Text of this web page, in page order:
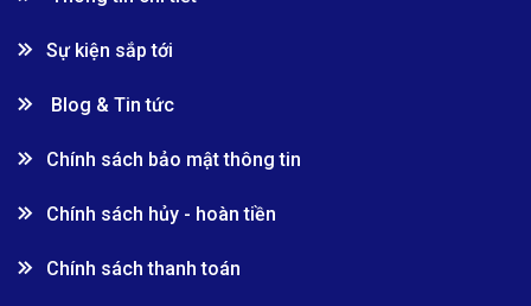
Sự kiện sắp tới
Blog & Tin tức
Chính sách bảo mật thông tin
Chính sách hủy - hoàn tiền
Chính sách thanh toán